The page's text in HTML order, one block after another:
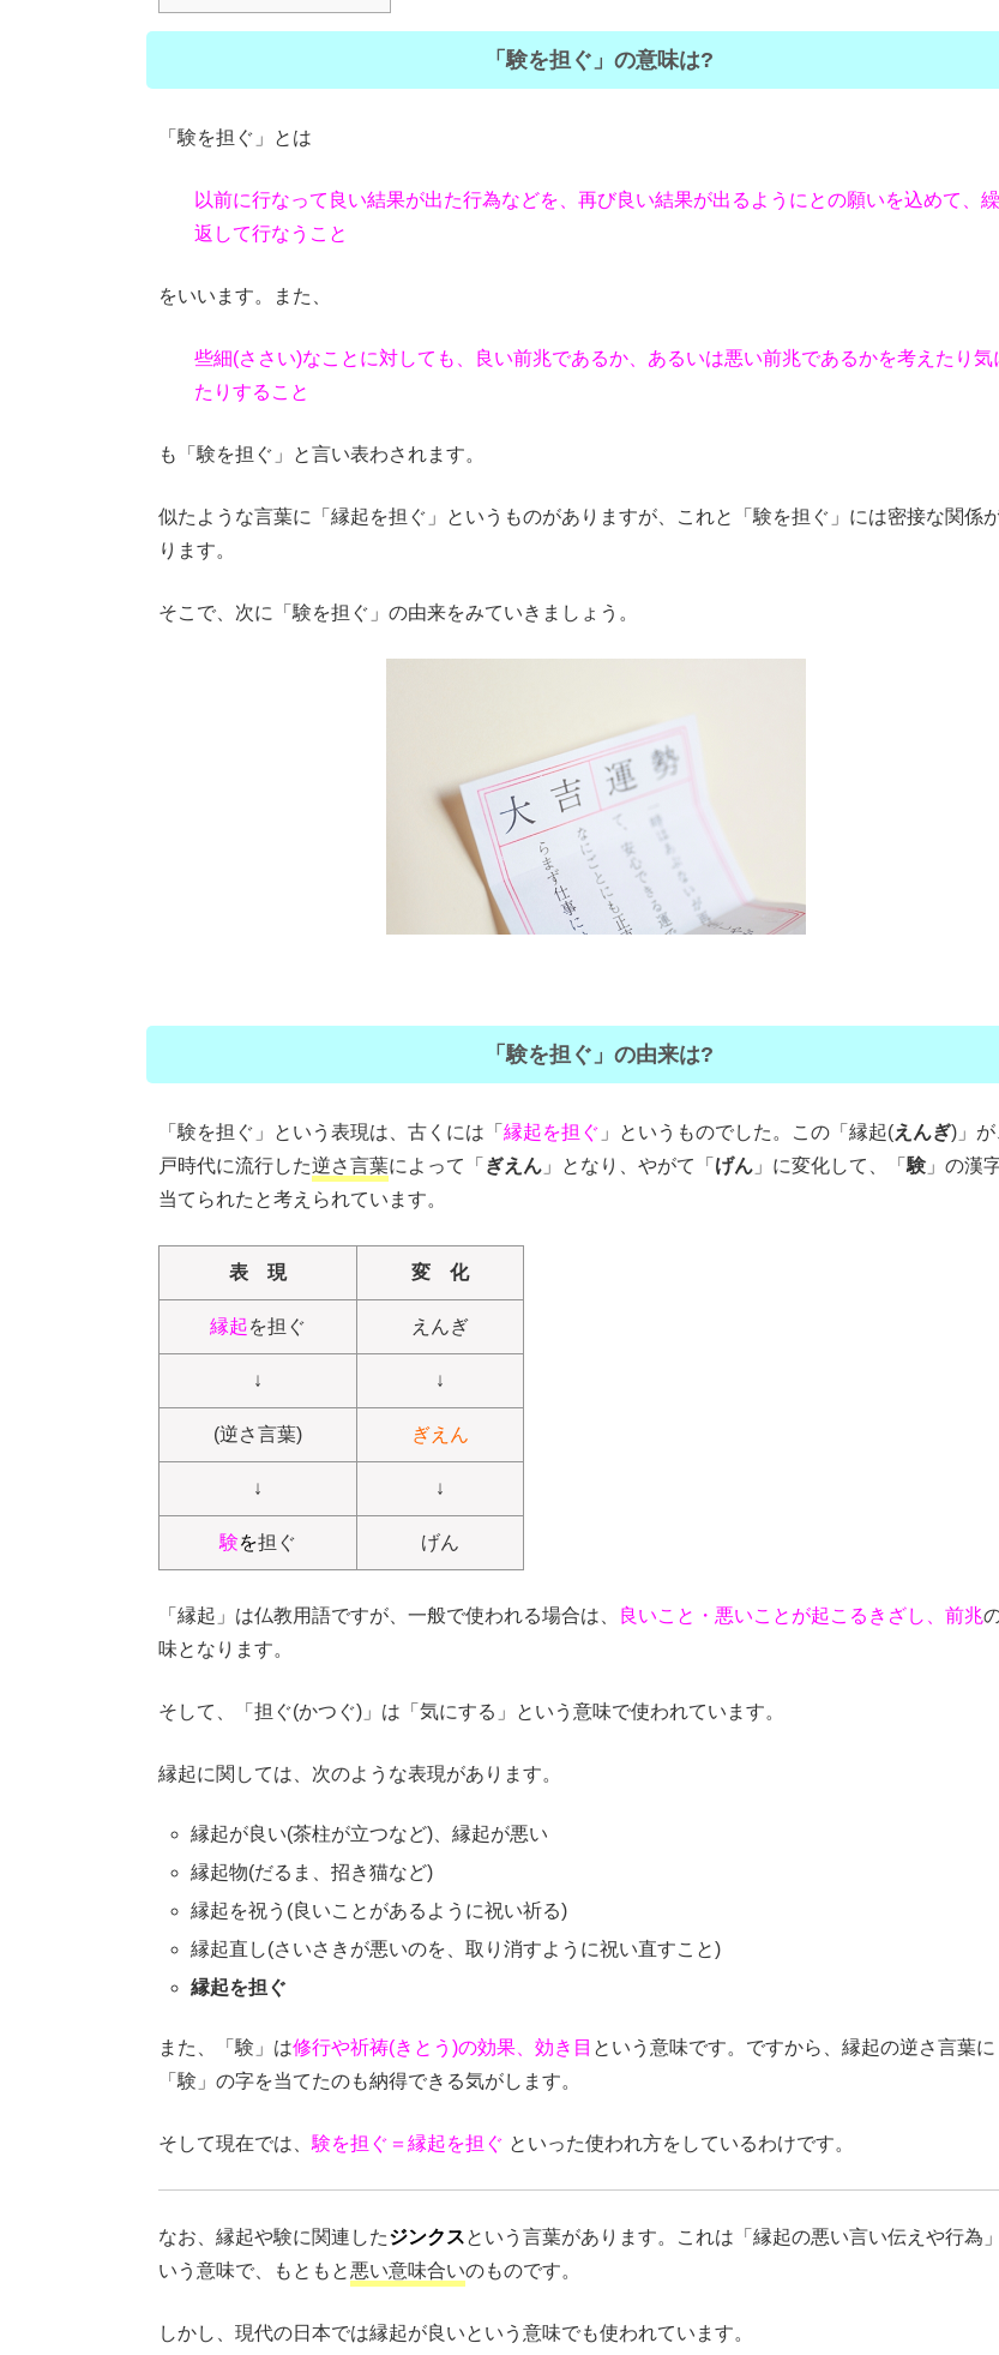
「験を担ぐ」の意味は?
「験を担ぐ」とは
以前に行なって良い結果が出た行為などを、再び良い結果が出るようにとの願いを込めて、繰
返して行なうこと
をいいます。また、
些細(ささい)なことに対しても、良い前兆であるか、あるいは悪い前兆であるかを考えたり気
たりすること
も「験を担ぐ」と言い表わされます。
似たような言葉に「縁起を担ぐ」というものがありますが、これと「験を担ぐ」には密接な関係
ります。
そこで、次に「験を担ぐ」の由来をみていきましょう。
「験を担ぐ」の由来は?
「験を担ぐ」という表現は、古くには「 縁起を担ぐ 」というものでした。この「縁起(えんぎ)」が
戸時代に流行した逆さ言葉によって「 ぎえん 」となり、やがて「 げん 」に変化して、「 験 」の漢
当てられたと考えられています。
表 現 変 化
縁起を担ぐ えんぎ
↓ ↓
(逆さ言葉) ぎえん
↓ ↓
験を担ぐ げん
「縁起」は仏教用語ですが、一般で使われる場合は、 良いこと・悪いことが起こるきざし、前兆
味となります。
そして、「担ぐ(かつぐ)」は「気にする」という意味で使われています。
縁起に関しては、次のような表現があります。
縁起が良い(茶柱が立つなど)、縁起が悪い
縁起物(だるま、招き猫など)
縁起を祝う(良いことがあるように祝い祈る)
縁起直し(さいさきが悪いのを、取り消すように祝い直すこと)
縁起を担ぐ
また、「験」は修行や祈祷(きとう)の効果、効き目 という意味です。ですから、縁起の逆さ言葉に
「験」の字を当てたのも納得できる気がします。
そして現在では、 験を担ぐ＝縁起を担ぐ といった使われ方をしているわけです。
なお、縁起や験に関連したジンクスという言葉があります。これは「縁起の悪い言い伝えや行為
いう意味で、もともと 悪い意味合いのものです。
しかし、現代の日本では縁起が良いという意味でも使われています。